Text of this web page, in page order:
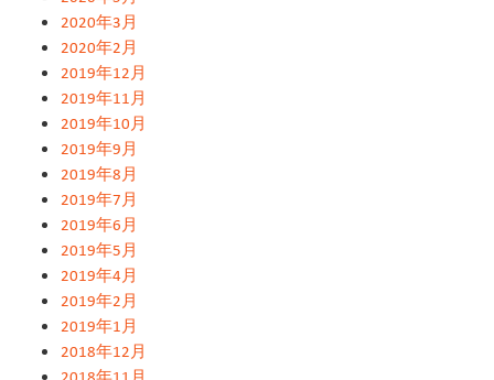
2020年3月
2020年2月
2019年12月
2019年11月
2019年10月
2019年9月
2019年8月
2019年7月
2019年6月
2019年5月
2019年4月
2019年2月
2019年1月
2018年12月